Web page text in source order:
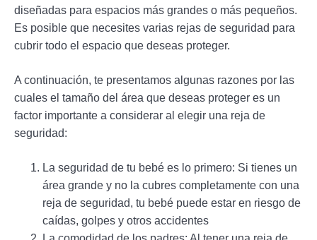
diseñadas para espacios más grandes o más pequeños.
Es posible que necesites varias rejas de seguridad para
cubrir todo el espacio que deseas proteger.
A continuación, te presentamos algunas razones por las
cuales el tamaño del área que deseas proteger es un
factor importante a considerar al elegir una reja de
seguridad:
La seguridad de tu bebé es lo primero: Si tienes un
área grande y no la cubres completamente con una
reja de seguridad, tu bebé puede estar en riesgo de
caídas, golpes y otros accidentes